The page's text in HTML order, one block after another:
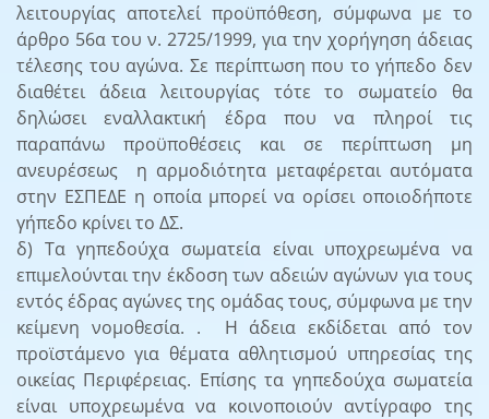
λειτουργίας αποτελεί προϋπόθεση, σύμφωνα με το
άρθρο 56α του ν. 2725/1999, για την χορήγηση άδειας
τέλεσης του αγώνα. Σε περίπτωση που το γήπεδο δεν
διαθέτει άδεια λειτουργίας τότε το σωματείο θα
δηλώσει εναλλακτική έδρα που να πληροί τις
παραπάνω προϋποθέσεις και σε περίπτωση μη
ανευρέσεως η αρμοδιότητα μεταφέρεται αυτόματα
στην ΕΣΠΕΔΕ η οποία μπορεί να ορίσει οποιοδήποτε
γήπεδο κρίνει το ΔΣ.
δ) Τα γηπεδούχα σωματεία είναι υποχρεωμένα να
επιμελούνται την έκδοση των αδειών αγώνων για τους
εντός έδρας αγώνες της ομάδας τους, σύμφωνα με την
κείμενη νομοθεσία. . Η άδεια εκδίδεται από τον
προϊστάμενο για θέματα αθλητισμού υπηρεσίας της
οικείας Περιφέρειας. Επίσης τα γηπεδούχα σωματεία
είναι υποχρεωμένα να κοινοποιούν αντίγραφο της